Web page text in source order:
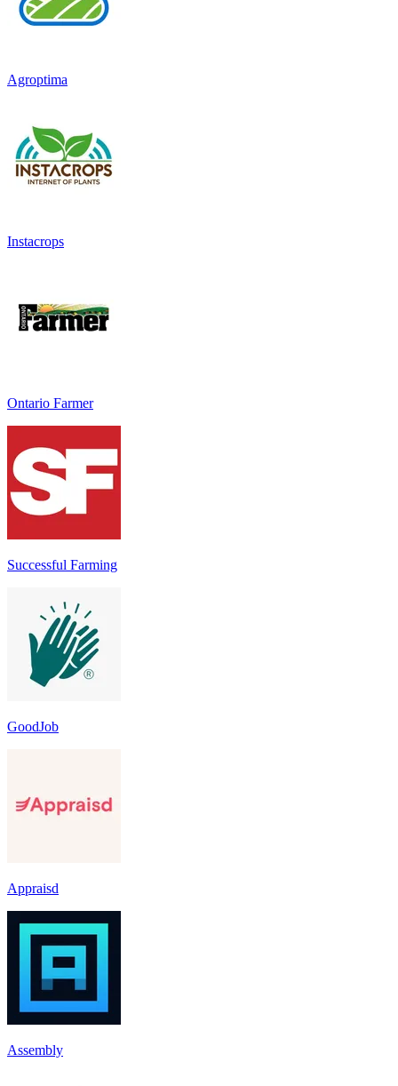
Agroptima
Instacrops
Ontario Farmer
Successful Farming
GoodJob
Appraisd
Assembly